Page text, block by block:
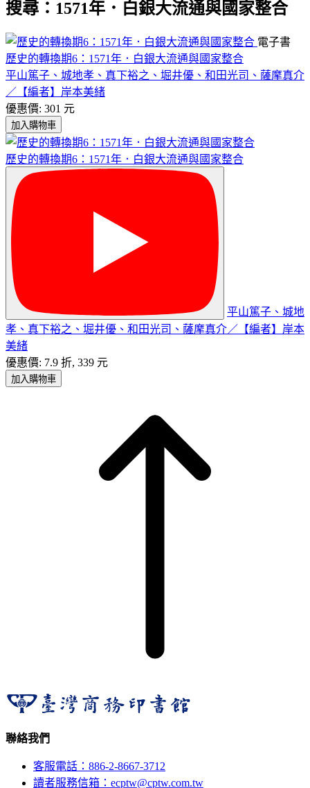
搜尋：1571年．白銀大流通與國家整合
電子書
歷史的轉換期6：1571年．白銀大流通與國家整合
平山篤子、城地孝、真下裕之、堀井優、和田光司、薩摩真介
／【編者】岸本美緒
優惠價: 301 元
加入購物車
歷史的轉換期6：1571年．白銀大流通與國家整合
平山篤子、城地
孝、真下裕之、堀井優、和田光司、薩摩真介／【編者】岸本
美緒
優惠價: 7.9 折, 339 元
加入購物車
聯絡我們
客服電話：886-2-8667-3712
讀者服務信箱：ecptw@cptw.com.tw